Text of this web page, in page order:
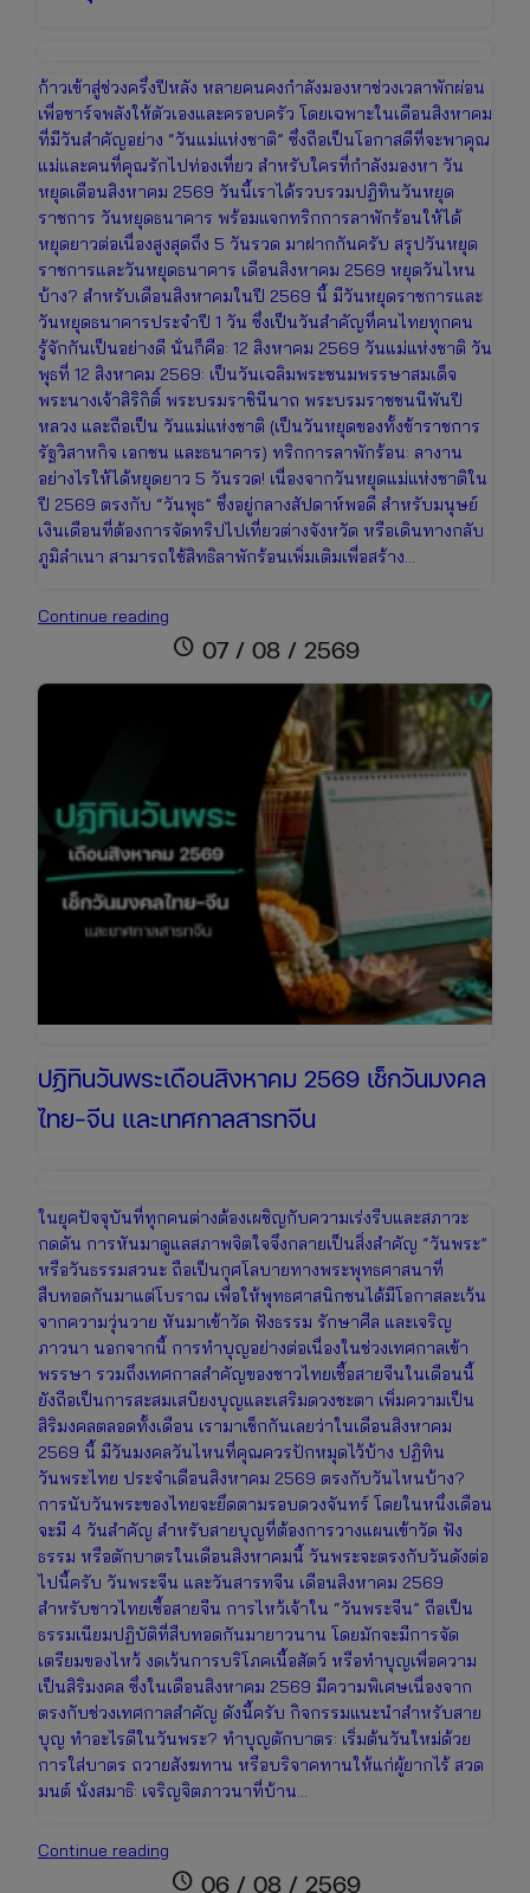
ก้าวเข้าสู่ช่วงครึ่งปีหลัง หลายคนคงกำลังมองหาช่วงเวลาพักผ่อน
เพื่อชาร์จพลังให้ตัวเองและครอบครัว โดยเฉพาะในเดือนสิงหาคม
ที่มีวันสำคัญอย่าง “วันแม่แห่งชาติ” ซึ่งถือเป็นโอกาสดีที่จะพาคุณ
แม่และคนที่คุณรักไปท่องเที่ยว สำหรับใครที่กำลังมองหา วัน
หยุดเดือนสิงหาคม 2569 วันนี้เราได้รวบรวมปฏิทินวันหยุด
ราชการ วันหยุดธนาคาร พร้อมแจกทริกการลาพักร้อนให้ได้
หยุดยาวต่อเนื่องสูงสุดถึง 5 วันรวด มาฝากกันครับ สรุปวันหยุด
ราชการและวันหยุดธนาคาร เดือนสิงหาคม 2569 หยุดวันไหน
บ้าง? สำหรับเดือนสิงหาคมในปี 2569 นี้ มีวันหยุดราชการและ
วันหยุดธนาคารประจำปี 1 วัน ซึ่งเป็นวันสำคัญที่คนไทยทุกคน
รู้จักกันเป็นอย่างดี นั่นก็คือ: 12 สิงหาคม 2569 วันแม่แห่งชาติ วัน
พุธที่ 12 สิงหาคม 2569: เป็นวันเฉลิมพระชนมพรรษาสมเด็จ
พระนางเจ้าสิริกิติ์ พระบรมราชินีนาถ พระบรมราชชนนีพันปี
หลวง และถือเป็น วันแม่แห่งชาติ (เป็นวันหยุดของทั้งข้าราชการ
รัฐวิสาหกิจ เอกชน และธนาคาร) ทริกการลาพักร้อน: ลางาน
อย่างไรให้ได้หยุดยาว 5 วันรวด! เนื่องจากวันหยุดแม่แห่งชาติใน
ปี 2569 ตรงกับ “วันพุธ” ซึ่งอยู่กลางสัปดาห์พอดี สำหรับมนุษย์
เงินเดือนที่ต้องการจัดทริปไปเที่ยวต่างจังหวัด หรือเดินทางกลับ
ภูมิลำเนา สามารถใช้สิทธิลาพักร้อนเพิ่มเติมเพื่อสร้าง…
Continue reading
ปฏิทิน
วัน
หยุด
ยาว
เตรียม
ตัว
schedule 07 / 08 / 2569
ปฏิทินวันพระเดือนสิงหาคม 2569 เช็กวันมงคล
ไทย-จีน และเทศกาลสารทจีน
ในยุคปัจจุบันที่ทุกคนต่างต้องเผชิญกับความเร่งรีบและสภาวะ
กดดัน การหันมาดูแลสภาพจิตใจจึงกลายเป็นสิ่งสำคัญ “วันพระ”
หรือวันธรรมสวนะ ถือเป็นกุศโลบายทางพระพุทธศาสนาที่
สืบทอดกันมาแต่โบราณ เพื่อให้พุทธศาสนิกชนได้มีโอกาสละเว้น
จากความวุ่นวาย หันมาเข้าวัด ฟังธรรม รักษาศีล และเจริญ
ภาวนา นอกจากนี้ การทำบุญอย่างต่อเนื่องในช่วงเทศกาลเข้า
พรรษา รวมถึงเทศกาลสำคัญของชาวไทยเชื้อสายจีนในเดือนนี้
ยังถือเป็นการสะสมเสบียงบุญและเสริมดวงชะตา เพิ่มความเป็น
สิริมงคลตลอดทั้งเดือน เรามาเช็กกันเลยว่าในเดือนสิงหาคม
2569 นี้ มีวันมงคลวันไหนที่คุณควรปักหมุดไว้บ้าง ปฏิทิน
วันพระไทย ประจำเดือนสิงหาคม 2569 ตรงกับวันไหนบ้าง?
การนับวันพระของไทยจะยึดตามรอบดวงจันทร์ โดยในหนึ่งเดือน
จะมี 4 วันสำคัญ สำหรับสายบุญที่ต้องการวางแผนเข้าวัด ฟัง
ธรรม หรือตักบาตรในเดือนสิงหาคมนี้ วันพระจะตรงกับวันดังต่อ
ไปนี้ครับ วันพระจีน และวันสารทจีน เดือนสิงหาคม 2569
สำหรับชาวไทยเชื้อสายจีน การไหว้เจ้าใน “วันพระจีน” ถือเป็น
ธรรมเนียมปฏิบัติที่สืบทอดกันมายาวนาน โดยมักจะมีการจัด
เตรียมของไหว้ งดเว้นการบริโภคเนื้อสัตว์ หรือทำบุญเพื่อความ
เป็นสิริมงคล ซึ่งในเดือนสิงหาคม 2569 มีความพิเศษเนื่องจาก
ตรงกับช่วงเทศกาลสำคัญ ดังนี้ครับ กิจกรรมแนะนำสำหรับสาย
บุญ ทำอะไรดีในวันพระ? ทำบุญตักบาตร: เริ่มต้นวันใหม่ด้วย
การใส่บาตร ถวายสังฆทาน หรือบริจาคทานให้แก่ผู้ยากไร้ สวด
มนต์ นั่งสมาธิ: เจริญจิตภาวนาที่บ้าน…
Continue reading
วันพระ
schedule 06 / 08 / 2569